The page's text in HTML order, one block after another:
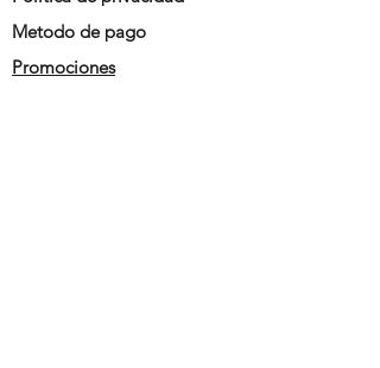
Metodo de pago
Promociones